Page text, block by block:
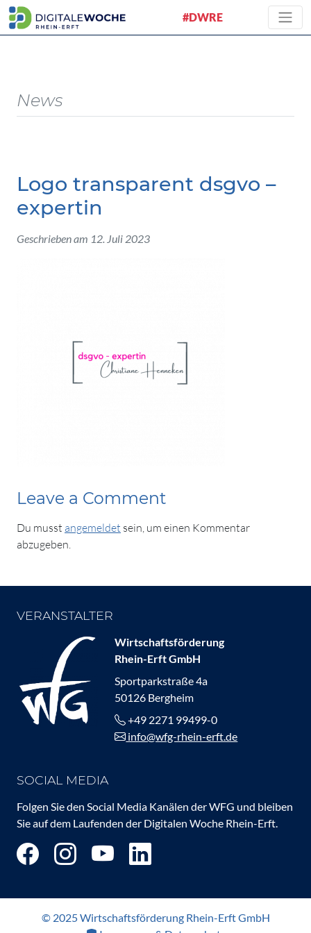
#DWRE
News
Logo transparent dsgvo –
expertin
Geschrieben am 12. Juli 2023
Leave a Comment
Du musst angemeldet sein, um einen Kommentar
abzugeben.
VERANSTALTER
Wirtschaftsförderung
Rhein-Erft GmbH
Sportparkstraße 4a
50126 Bergheim
+49 2271 99499-0
info@wfg-rhein-erft.de
SOCIAL MEDIA
Folgen Sie den Social Media Kanälen der WFG und bleiben
Sie auf dem Laufenden der Digitalen Woche Rhein-Erft.
© 2025 Wirtschaftsförderung Rhein-Erft GmbH